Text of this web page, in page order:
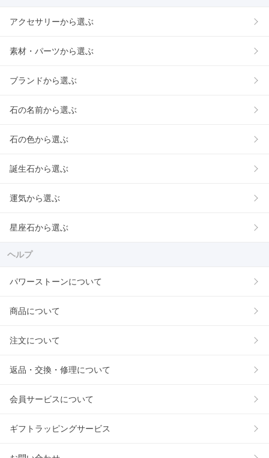
アクセサリーから選ぶ
素材・パーツから選ぶ
ブランドから選ぶ
石の名前から選ぶ
石の色から選ぶ
誕生石から選ぶ
運気から選ぶ
星座石から選ぶ
ヘルプ
パワーストーンについて
商品について
注文について
返品・交換・修理について
会員サービスについて
ギフトラッピングサービス